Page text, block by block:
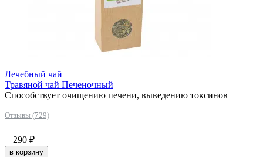
Лечебный чай
Травяной чай Печеночный
Способствует очищению печени, выведению токсинов
Отзывы (729)
290 ₽
в корзину